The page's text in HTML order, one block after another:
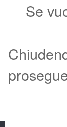
Se